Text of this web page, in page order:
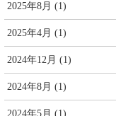
2025年8月 (1)
2025年4月 (1)
2024年12月 (1)
2024年8月 (1)
2024年5月 (1)